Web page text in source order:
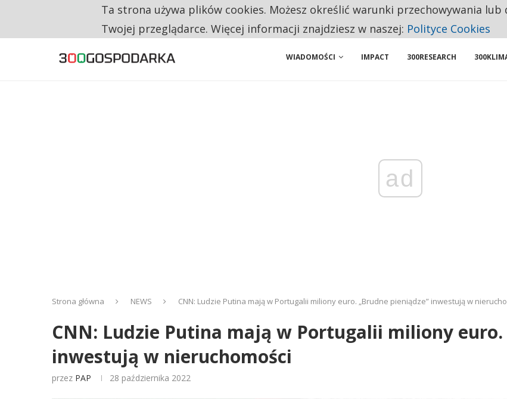
CO TRZECIĄ ZŁOTÓWKĘ Z EMERYTURY SENIORZY PRZEZNACZAJĄ NA PODSTAWOWE ZAKUPY
WIADOMOŚCI IMPACT 300RESEARCH
ad
Strona główna NEWS CNN: Ludzie Putina mają w Portugalii miliony euro. „Brudne pieniądze” inwestują w
CNN: Ludzie Putina mają w Portugalii miliony euro.
inwestują w nieruchomości
przez PAP 28 października 2022
Ta strona używa plików cookies. Możesz określić warunki przechowywania
Twojej przeglądarce. Więcej informacji znajdziesz w naszej: Polityce Cookies